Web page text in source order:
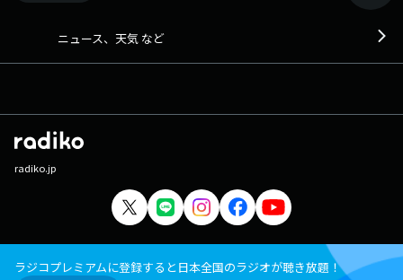
ニュース、天気 など
radiko.jp
ラジコプレミアムに登録すると日本全国のラジオが聴き放題！